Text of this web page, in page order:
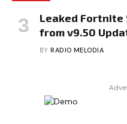
Leaked Fortnite
from v9.50
BY RADIO MELODIA